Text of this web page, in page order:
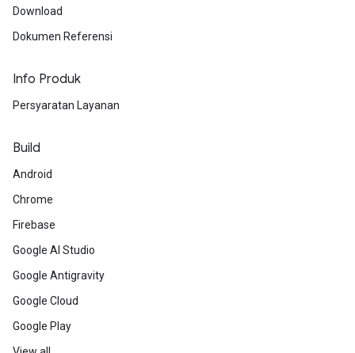
Download
Dokumen Referensi
Info Produk
Persyaratan Layanan
Build
Android
Chrome
Firebase
Google AI Studio
Google Antigravity
Google Cloud
Google Play